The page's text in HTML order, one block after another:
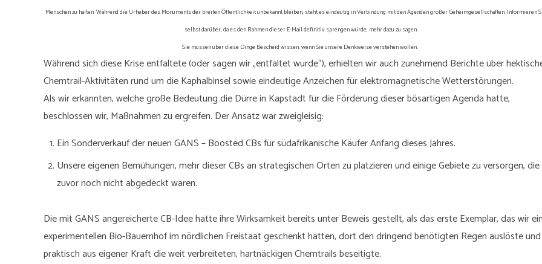
Menschen zu halten. Während die Urheber des Monuments der breiten Öffentlichkeit unbekannt bleiben, steht es eindeutig in Verbindung mit den Agenden großer Geheimgesellschaften. Informieren
selbst darüber, da es den Rahmen dieser E-Mail definitiv sprengen würde, mehr dazu zu sagen.
Sie müssen über diese Dinge Bescheid wissen, wenn Sie unsere Denkweise verstehen wollen.
Während sich diese Krise entfaltete (oder sagen wir „entfaltet wurde“), erhielten wir auch zunehmend Berichte über
Chemtrail-Aktivitäten rund um die Kaphalbinsel sowie eindeutige Anzeichen für elektromagnetische Wetterstörungen.
Als wir erkannten, welche große Bedeutung die Dürre in Kapstadt für die Förderung dieser bösartigen Agenda hatte,
beschlossen wir, Maßnahmen zu ergreifen. Der Ansatz war zweigleisig:
Ein Sonderverkauf der neuen GANS – Boosted CBs für südafrikanische Käufer Anfang dieses Jahres.
Unsere eigenen Bemühungen, mehr dieser CBs an strategischen Orten zu platzieren und einige Gebiete zu versorgen, die
zuvor noch nicht abgedeckt waren.
Die mit GANS angereicherte CB-Idee hatte ihre Wirksamkeit bereits unter Beweis gestellt, als das erste Exemplar, das wir
experimentellen Bio-Bauernhof im nördlichen Freistaat geschenkt hatten, dort den dringend benötigten Regen auslöste und
praktisch aus eigener Kraft die weit verbreiteten, hartnäckigen Chemtrails beseitigte.